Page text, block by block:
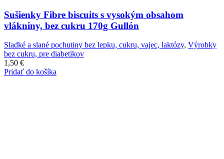
Sušienky Fibre biscuits s vysokým obsahom
vlákniny, bez cukru 170g Gullón
Sladké a slané pochutiny bez lepku, cukru, vajec, laktózy, Výrobky
bez cukru, pre diabetikov
1,50 €
Pridať do košíka